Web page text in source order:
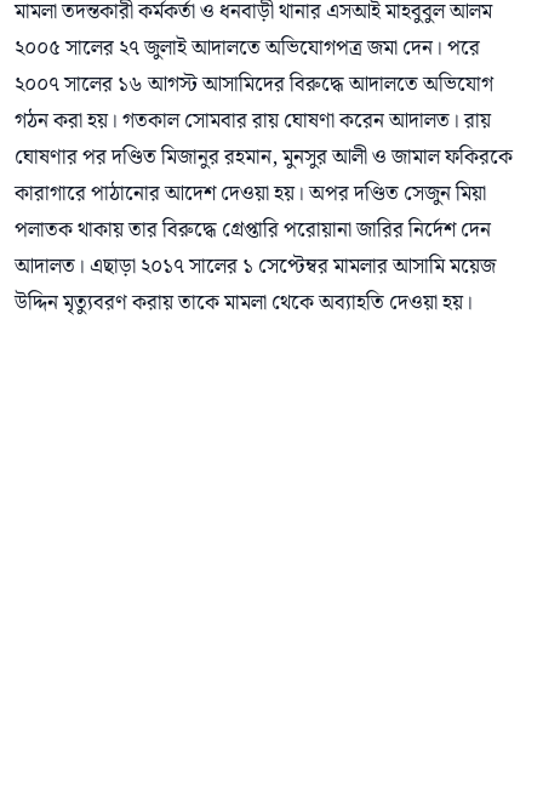
মামলা তদন্তকারী কর্মকর্তা ও ধনবাড়ী থানার এসআই মাহবুবুল আলম
২০০৫ সালের ২৭ জুলাই আদালতে অভিযোগপত্র জমা দেন। পরে
২০০৭ সালের ১৬ আগস্ট আসামিদের বিরুদ্ধে আদালতে অভিযোগ
গঠন করা হয়। গতকাল সোমবার রায় ঘোষণা করেন আদালত। রায়
ঘোষণার পর দণ্ডিত মিজানুর রহমান, মুনসুর আলী ও জামাল ফকিরকে
কারাগারে পাঠানোর আদেশ দেওয়া হয়। অপর দণ্ডিত সেজুন মিয়া
পলাতক থাকায় তার বিরুদ্ধে গ্রেপ্তারি পরোয়ানা জারির নির্দেশ দেন
আদালত। এছাড়া ২০১৭ সালের ১ সেপ্টেম্বর মামলার আসামি ময়েজ
উদ্দিন মৃত্যুবরণ করায় তাকে মামলা থেকে অব্যাহতি দেওয়া হয়।